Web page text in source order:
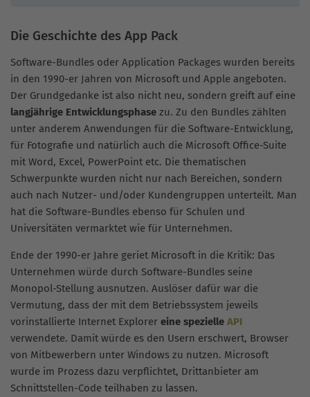
Die Geschichte des App Pack
Software-Bundles oder Application Packages wurden bereits
in den 1990-er Jahren von Microsoft und Apple angeboten.
Der Grundgedanke ist also nicht neu, sondern greift auf eine
langjährige Entwicklungsphase zu. Zu den Bundles zählten
unter anderem Anwendungen für die Software-Entwicklung,
für Fotografie und natürlich auch die Microsoft Office-Suite
mit Word, Excel, PowerPoint etc. Die thematischen
Schwerpunkte wurden nicht nur nach Bereichen, sondern
auch nach Nutzer- und/oder Kundengruppen unterteilt. Man
hat die Software-Bundles ebenso für Schulen und
Universitäten vermarktet wie für Unternehmen.
Ende der 1990-er Jahre geriet Microsoft in die Kritik: Das
Unternehmen würde durch Software-Bundles seine
Monopol-Stellung ausnutzen. Auslöser dafür war die
Vermutung, dass der mit dem Betriebssystem jeweils
vorinstallierte Internet Explorer eine spezielle API
verwendete. Damit würde es den Usern erschwert, Browser
von Mitbewerbern unter Windows zu nutzen. Microsoft
wurde im Prozess dazu verpflichtet, Drittanbieter am
Schnittstellen-Code teilhaben zu lassen.